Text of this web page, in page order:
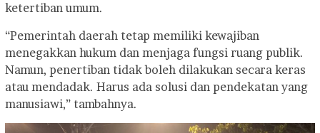
ketertiban umum.
“Pemerintah daerah tetap memiliki kewajiban
menegakkan hukum dan menjaga fungsi ruang publik.
Namun, penertiban tidak boleh dilakukan secara keras
atau mendadak. Harus ada solusi dan pendekatan yang
manusiawi,” tambahnya.